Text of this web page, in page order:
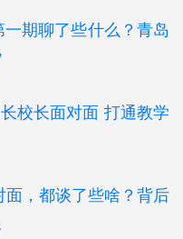
一期聊了些什么？青岛
校长面对面 打通教学
面，都谈了些啥？背后